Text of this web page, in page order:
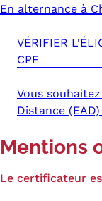
En alternance à
VÉRIFIER
CPF
Vous
Distance (EAD)
Mentions
Le certificateur